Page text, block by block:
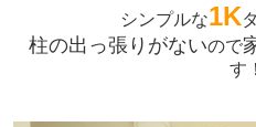
シンプルな1K
柱の出っ張りがないので
す！